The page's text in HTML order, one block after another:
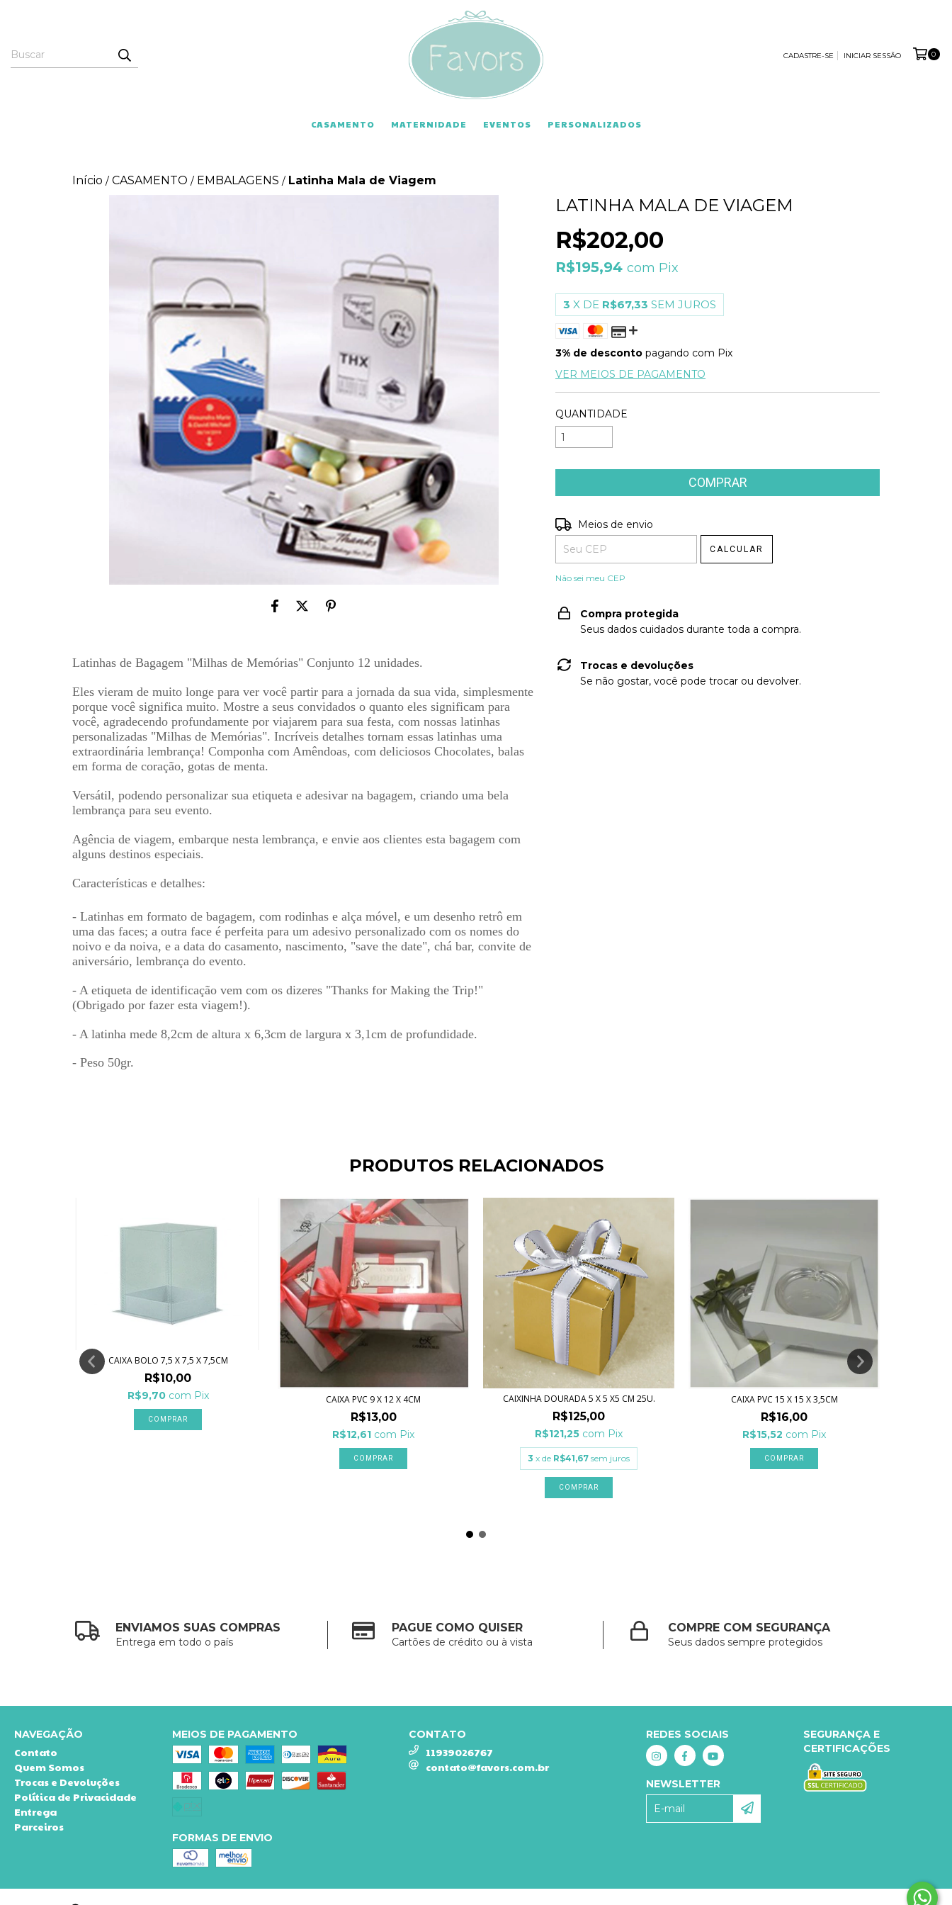
CADASTRE-SE INICIAR SESSÃO 0
CASAMENTO MATERNIDADE EVENTOS PERSONALIZADOS
Início / CASAMENTO / EMBALAGENS / Latinha Mala de Viagem
Latinhas de Bagagem "Milhas de Memórias" Conjunto 12 unidades.
Eles vieram de muito longe para ver você partir para a jornada da sua vida, simplesmente
porque você significa muito. Mostre a seus convidados o quanto eles significam para
você, agradecendo profundamente por viajarem para sua festa, com nossas latinhas
personalizadas "Milhas de Memórias". Incríveis detalhes tornam essas latinhas uma
extraordinária lembrança! Componha com Amêndoas, com deliciosos Chocolates, balas
em forma de coração, gotas de menta.
Versátil, podendo personalizar sua etiqueta e adesivar na bagagem, criando uma bela
lembrança para seu evento.
Agência de viagem, embarque nesta lembrança, e envie aos clientes esta bagagem com
alguns destinos especiais.
Características e detalhes:
- Latinhas em formato de bagagem, com rodinhas e alça móvel, e um desenho retrô em
uma das faces; a outra face é perfeita para um adesivo personalizado com os nomes do
noivo e da noiva, e a data do casamento, nascimento, "save the date", chá bar, convite de
aniversário, lembrança do evento.
- A etiqueta de identificação vem com os dizeres "Thanks for Making the Trip!"
(Obrigado por fazer esta viagem!).
- A latinha mede 8,2cm de altura x 6,3cm de largura x 3,1cm de profundidade.
- Peso 50gr.
LATINHA MALA DE VIAGEM
R$202,00
R$195,94com Pix
3 X DE R$67,33 SEM JUROS
3% de desconto pagando com Pix
VER MEIOS DE PAGAMENTO
QUANTIDADE
Entregas para o CEP:
Meios de envio
CALCULAR
Não sei meu CEP
Compra protegida
Seus dados cuidados durante toda a compra.
Trocas e devoluções
Se não gostar, você pode trocar ou devolver.
PRODUTOS RELACIONADOS
CAIXA BOLO 7,5 X 7,5 X 7,5CM
R$10,00
R$9,70 com Pix CAIXA PVC 9 X 12 X 4CM
R$13,00
R$12,61 com Pix
CAIXINHA DOURADA 5 X 5 X5 CM 25U.
R$125,00
R$121,25 com Pix
3 x de R$41,67 sem juros
CAIXA PVC 15 X 15 X 3,5CM
R$16,00
R$15,52 com Pix
ENVIAMOS SUAS COMPRAS
Entrega em todo o país
PAGUE COMO QUISER
Cartões de crédito ou à vista
COMPRE COM SEGURANÇA
Seus dados sempre protegidos
NAVEGAÇÃO
Contato
Quem Somos
Trocas e Devoluções
Política de Privacidade
Entrega
Parceiros
MEIOS DE PAGAMENTO
FORMAS DE ENVIO
CONTATO
11939026767
contato@favors.com.br
REDES SOCIAIS
NEWSLETTER
SEGURANÇA E
CERTIFICAÇÕES